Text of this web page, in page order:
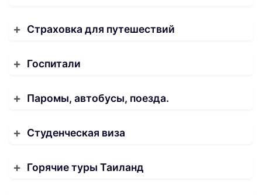
Страховка для путешествий
Госпитали
Паромы, автобусы, поезда.
Студенческая виза
Горячие туры Таиланд